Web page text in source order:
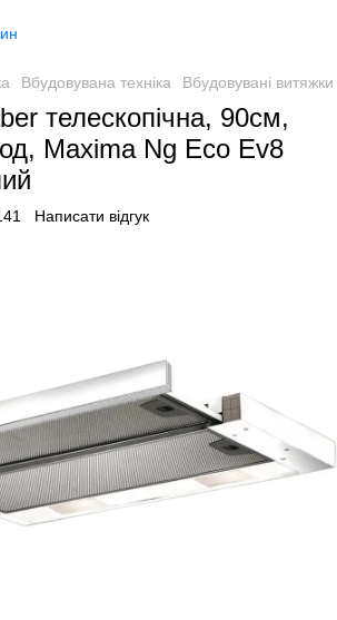
Вбудовувана техніка Вбудовувані витяжки
телескопічна, 90см,
Maxima Ng Eco Ev8
Написати відгук